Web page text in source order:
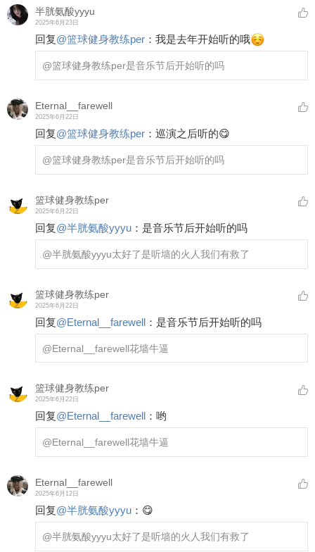
半胱氨酸yyyu
2025年6月23日
回复@篮球健身教练per ： 我是去年开始听的哦
@篮球健身教练per是音乐节后开始听的吗
Eternal__farewell
2025年6月22日
回复@篮球健身教练per ： 巡演之后听的😋
@篮球健身教练per是音乐节后开始听的吗
篮球健身教练per
2025年6月22日
回复@半胱氨酸yyyu ： 是音乐节后开始听的吗
@半胱氨酸yyyu太好了是听墙的火人我们有救了
篮球健身教练per
2025年6月22日
回复@Eternal__farewell ： 是音乐节后开始听的吗
@Eternal__farewell花墙牛逼
篮球健身教练per
2025年6月22日
回复@Eternal__farewell ： 哟
@Eternal__farewell花墙牛逼
Eternal__farewell
2025年6月12日
回复@半胱氨酸yyyu ： 😋
@半胱氨酸yyyu太好了是听墙的火人我们有救了